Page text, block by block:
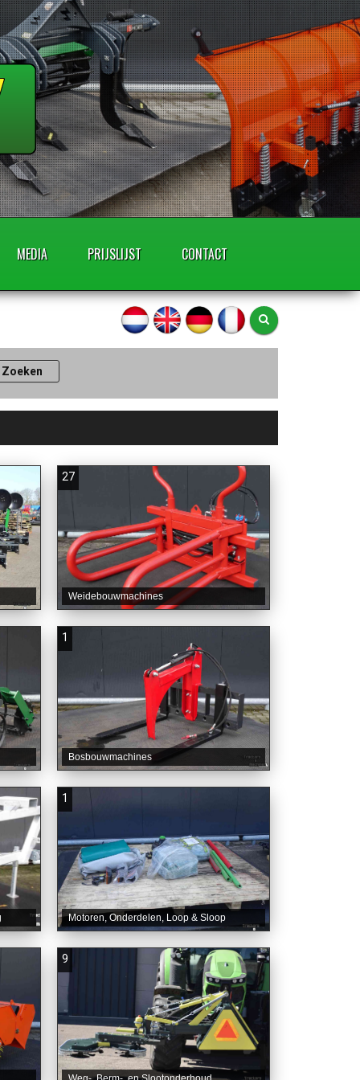
MEDIA PRIJSLIJST CONTACT
27
Weidebouwmachines
1
Bosbouwmachines
1
Motoren, Onderdelen, Loop & Sloop
9